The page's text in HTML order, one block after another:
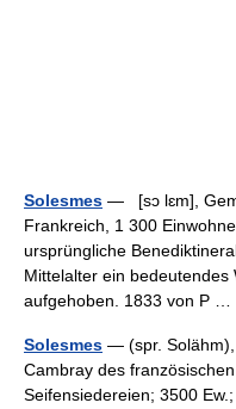
Solesmes — [sɔ lɛm],
Frankreich, 1 300
ursprüngliche
Mittelalter ein bedeutendes
aufgehoben. 1833 von P …
Solesmes — (spr. Solähm),
Cambray des
Seifensiedereien; 3500